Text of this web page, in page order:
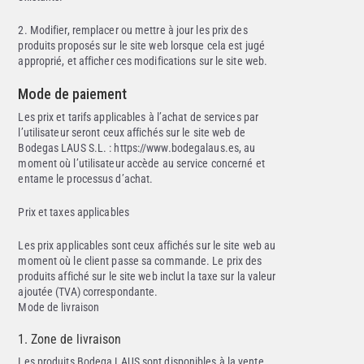
2. Modifier, remplacer ou mettre à jour les prix des
produits proposés sur le site web lorsque cela est jugé
approprié, et afficher ces modifications sur le site web.
Mode de paiement
Les prix et tarifs applicables à l’achat de services par
l’utilisateur seront ceux affichés sur le site web de
Bodegas LAUS S.L. : https://www.bodegalaus.es, au
moment où l’utilisateur accède au service concerné et
entame le processus d’achat.
Prix et taxes applicables
Les prix applicables sont ceux affichés sur le site web au
moment où le client passe sa commande. Le prix des
produits affiché sur le site web inclut la taxe sur la valeur
ajoutée (TVA) correspondante.
Mode de livraison
1. Zone de livraison